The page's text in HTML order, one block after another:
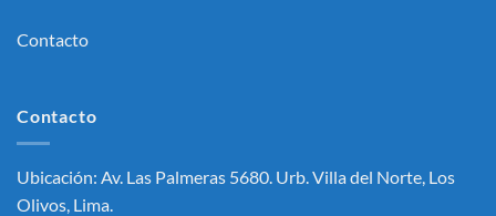
Contacto
Contacto
Ubicación: Av. Las Palmeras 5680. Urb. Villa del Norte, Los
Olivos, Lima.